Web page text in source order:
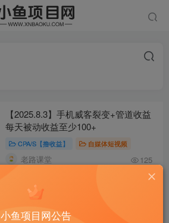
【2025.8.3】手机威客裂变+管道收益
每天被动收益至少100+
CPA/S【撸收益】 自媒体短视频
老路课堂 125
小鱼项目网公告